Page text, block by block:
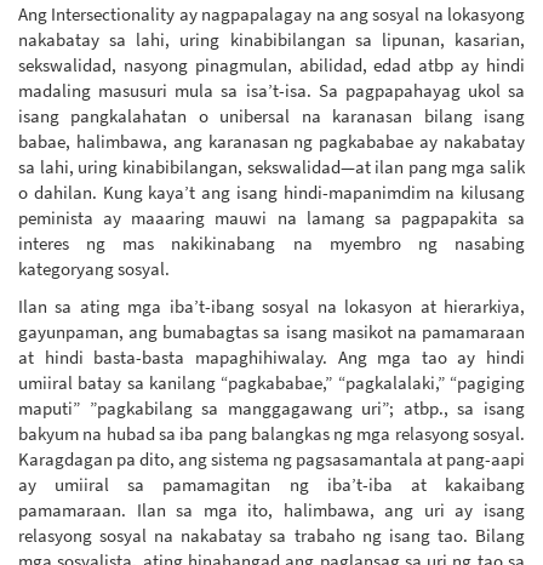
Ang Intersectionality ay nagpapalagay na ang sosyal na lokasyong
nakabatay sa lahi, uring kinabibilangan sa lipunan, kasarian,
sekswalidad, nasyong pinagmulan, abilidad, edad atbp ay hindi
madaling masusuri mula sa isa’t-isa. Sa pagpapahayag ukol sa
isang pangkalahatan o unibersal na karanasan bilang isang
babae, halimbawa, ang karanasan ng pagkababae ay nakabatay
sa lahi, uring kinabibilangan, sekswalidad—at ilan pang mga salik
o dahilan. Kung kaya’t ang isang hindi-mapanimdim na kilusang
peminista ay maaaring mauwi na lamang sa pagpapakita sa
interes ng mas nakikinabang na myembro ng nasabing
kategoryang sosyal.
Ilan sa ating mga iba’t-ibang sosyal na lokasyon at hierarkiya,
gayunpaman, ang bumabagtas sa isang masikot na pamamaraan
at hindi basta-basta mapaghihiwalay. Ang mga tao ay hindi
umiiral batay sa kanilang “pagkababae,” “pagkalalaki,” “pagiging
maputi” ”pagkabilang sa manggagawang uri”; atbp., sa isang
bakyum na hubad sa iba pang balangkas ng mga relasyong sosyal.
Karagdagan pa dito, ang sistema ng pagsasamantala at pang-aapi
ay umiiral sa pamamagitan ng iba’t-iba at kakaibang
pamamaraan. Ilan sa mga ito, halimbawa, ang uri ay isang
relasyong sosyal na nakabatay sa trabaho ng isang tao. Bilang